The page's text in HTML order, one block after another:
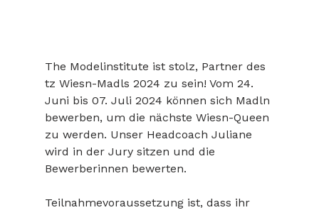
The Modelinstitute ist stolz, Partner des
tz Wiesn-Madls 2024 zu sein! Vom 24.
Juni bis 07. Juli 2024 können sich Madln
bewerben, um die nächste Wiesn-Queen
zu werden. Unser Headcoach Juliane
wird in der Jury sitzen und die
Bewerberinnen bewerten.
Teilnahmevoraussetzung ist, dass ihr